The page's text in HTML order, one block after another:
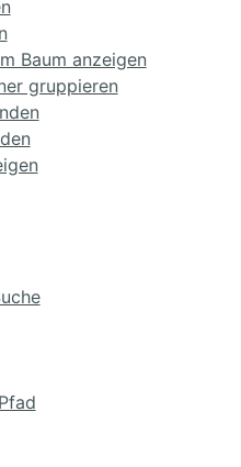
Baum anzeigen
gruppieren